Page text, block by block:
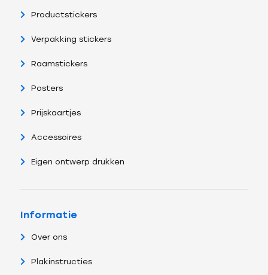
Productstickers
Verpakking stickers
Raamstickers
Posters
Prijskaartjes
Accessoires
Eigen ontwerp drukken
Informatie
Over ons
Plakinstructies